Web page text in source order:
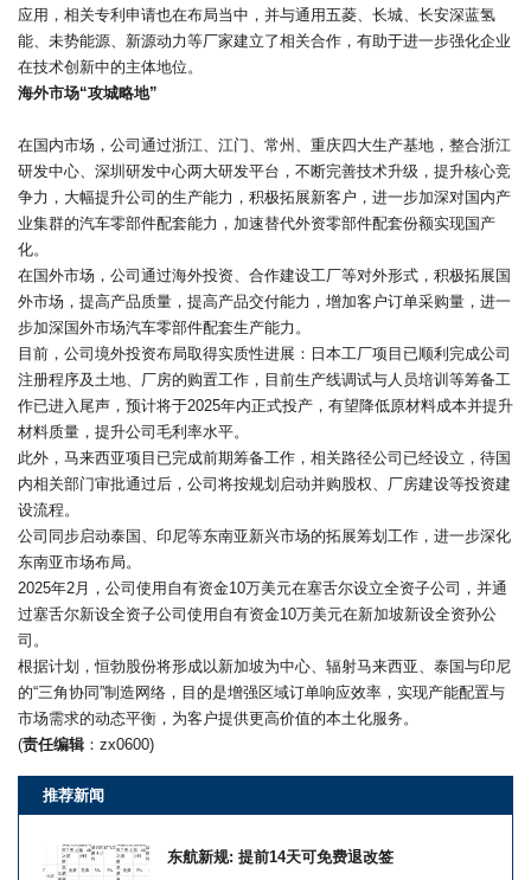
应用，相关专利申请也在布局当中，并与通用五菱、长城、长安深蓝氢
能、未势能源、新源动力等厂家建立了相关合作，有助于进一步强化企业
在技术创新中的主体地位。
海外市场“攻城略地”
在国内市场，公司通过浙江、江门、常州、重庆四大生产基地，整合浙江
研发中心、深圳研发中心两大研发平台，不断完善技术升级，提升核心竞
争力，大幅提升公司的生产能力，积极拓展新客户，进一步加深对国内产
业集群的汽车零部件配套能力，加速替代外资零部件配套份额实现国产
化。
在国外市场，公司通过海外投资、合作建设工厂等对外形式，积极拓展国
外市场，提高产品质量，提高产品交付能力，增加客户订单采购量，进一
步加深国外市场汽车零部件配套生产能力。
目前，公司境外投资布局取得实质性进展：日本工厂项目已顺利完成公司
注册程序及土地、厂房的购置工作，目前生产线调试与人员培训等筹备工
作已进入尾声，预计将于2025年内正式投产，有望降低原材料成本并提升
材料质量，提升公司毛利率水平。
此外，马来西亚项目已完成前期筹备工作，相关路径公司已经设立，待国
内相关部门审批通过后，公司将按规划启动并购股权、厂房建设等投资建
设流程。
公司同步启动泰国、印尼等东南亚新兴市场的拓展筹划工作，进一步深化
东南亚市场布局。
2025年2月，公司使用自有资金10万美元在塞舌尔设立全资子公司，并通
过塞舌尔新设全资子公司使用自有资金10万美元在新加坡新设全资孙公
司。
根据计划，恒勃股份将形成以新加坡为中心、辐射马来西亚、泰国与印尼
的“三角协同”制造网络，目的是增强区域订单响应效率，实现产能配置与
市场需求的动态平衡，为客户提供更高价值的本土化服务。
(责任编辑 ：zx0600)
推荐新闻
东航新规: 提前14天可免费退改签